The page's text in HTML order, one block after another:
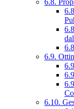
6.9.
6.10.